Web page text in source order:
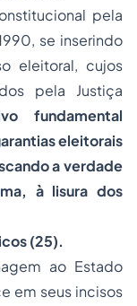
pela
se inserindo
eleitoral, cujos
pela Justiça
fundamental
eleitorais
a verdade
à lisura dos
(25).
ao Estado
em seus incisos